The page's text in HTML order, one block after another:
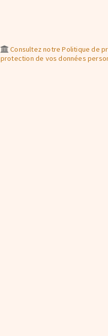
Consultez notre Politique de
protection de vos données